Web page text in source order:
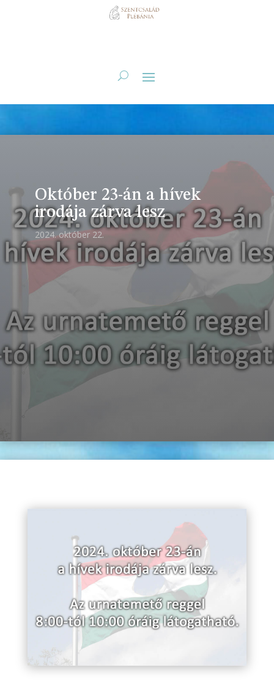
Október 23-án a hívek
irodája zárva lesz
2024. október 22.